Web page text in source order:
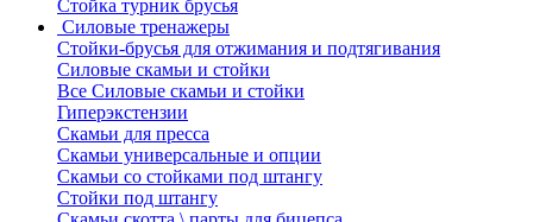
Стойка турник брусья
Силовые тренажеры
Стойки-брусья для отжимания и подтягивания
Силовые скамьи и стойки
Все Силовые скамьи и стойки
Гиперэкстензии
Скамьи для пресса
Скамьи универсальные и опции
Скамьи со стойками под штангу
Стойки под штангу